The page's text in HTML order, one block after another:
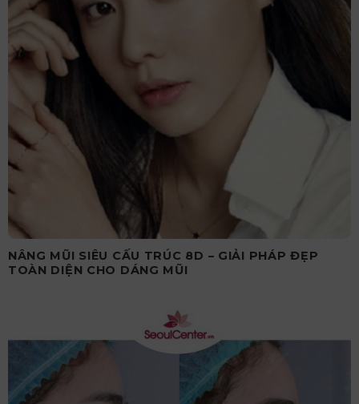
NÂNG MŨI SIÊU CẤU TRÚC 8D – GIẢI PHÁP ĐẸP
TOÀN DIỆN CHO DÁNG MŨI